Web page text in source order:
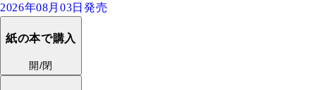
2026年08月03日発売
紙の本で購入
開/閉